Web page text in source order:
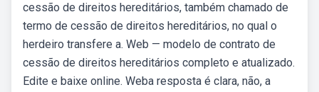
cessão de direitos hereditários, também chamado de
termo de cessão de direitos hereditários, no qual o
herdeiro transfere a. Web — modelo de contrato de
cessão de direitos hereditários completo e atualizado.
Edite e baixe online. Weba resposta é clara, não, a